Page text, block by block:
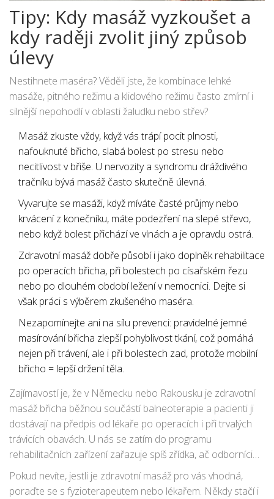
Tipy: Kdy masáž vyzkoušet a
kdy raději zvolit jiný způsob
úlevy
Nestihnete maséra? Věděli jste, že kombinace lehké
masáže, pitného režimu a klidového režimu často zmírní i
silnější nepohodlí v oblasti žaludku nebo střev?
Masáž zkuste vždy, když vás trápí pocit plnosti,
nafouknuté břicho, slabá bolest po stresu nebo
necitlivost v břiše. U nervozity a syndromu dráždivého
tračníku bývá masáž často skutečně úlevná.
Vyvarujte se masáži, když míváte časté průjmy nebo
krvácení z konečníku, máte podezření na slepé střevo,
nebo když bolest přichází ve vlnách a je opravdu ostrá.
Zdravotní masáž dobře působí i jako doplněk rehabilitace
po operacích břicha, při bolestech po císařském řezu
nebo po dlouhém období ležení v nemocnici. Dejte si
však práci s výběrem zkušeného maséra.
Nezapomínejte ani na sílu prevenci: pravidelné jemné
masírování břicha zlepší pohyblivost tkání, což pomáhá
nejen při trávení, ale i při bolestech zad, protože mobilní
břicho = lepší držení těla.
Zajímavostí je, že v Německu nebo Rakousku je zdravotní
masáž břicha běžnou součástí balneoterapie a pacienti ji
dostávají na předpis od lékaře po operacích i při trvalých
trávicích obavách. U nás se zatím do programu
rehabilitačních zařízení zařazuje spíš zřídka, ač odborníci
na fyzioterapii už v mnoha případech mluví o velmi
pozitivních výsledcích.
Pokud nevíte, jestli je zdravotní masáž pro vás vhodná,
poraďte se s fyzioterapeutem nebo lékařem. Někdy stačí i